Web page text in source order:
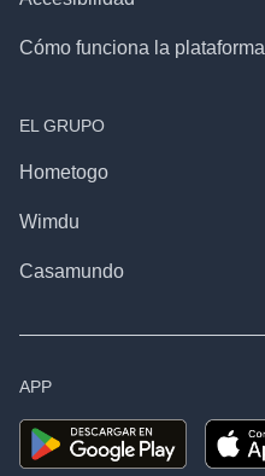
Cómo funciona la plataforma
EL GRUPO
Hometogo
Wimdu
Casamundo
APP